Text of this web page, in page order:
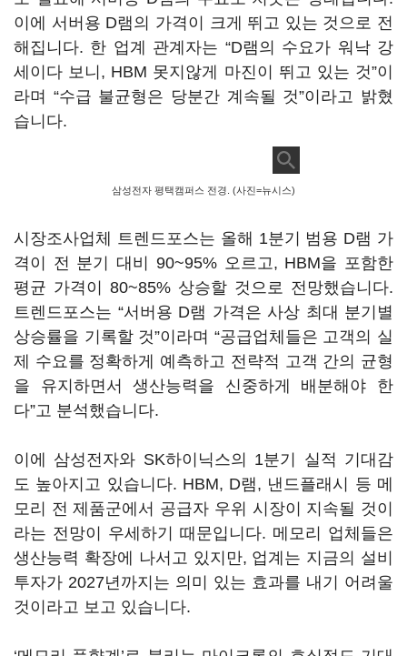
이에 서버용 D램의 가격이 크게 뛰고 있는 것으로 전
해집니다. 한 업계 관계자는 “D램의 수요가 워낙 강
세이다 보니, HBM 못지않게 마진이 뛰고 있는 것”이
라며 “수급 불균형은 당분간 계속될 것”이라고 밝혔
습니다.
삼성전자 평택캠퍼스 전경. (사진=뉴시스)
시장조사업체 트렌드포스는 올해 1분기 범용 D램 가
격이 전 분기 대비 90~95% 오르고, HBM을 포함한
평균 가격이 80~85% 상승할 것으로 전망했습니다.
트렌드포스는 “서버용 D램 가격은 사상 최대 분기별
상승률을 기록할 것”이라며 “공급업체들은 고객의 실
제 수요를 정확하게 예측하고 전략적 고객 간의 균형
을 유지하면서 생산능력을 신중하게 배분해야 한
다”고 분석했습니다.
이에 삼성전자와 SK하이닉스의 1분기 실적 기대감
도 높아지고 있습니다. HBM, D램, 낸드플래시 등 메
모리 전 제품군에서 공급자 우위 시장이 지속될 것이
라는 전망이 우세하기 때문입니다. 메모리 업체들은
생산능력 확장에 나서고 있지만, 업계는 지금의 설비
투자가 2027년까지는 의미 있는 효과를 내기 어려울
것이라고 보고 있습니다.